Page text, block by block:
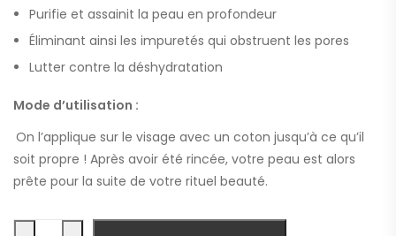
Purifie et assainit la peau en profondeur
Éliminant ainsi les impuretés qui obstruent les pores
Lutter contre la déshydratation
Mode d’utilisation :
On l’applique sur le visage avec un coton jusqu’à ce qu’il
soit propre ! Après avoir été rincée, votre peau est alors
prête pour la suite de votre rituel beauté.